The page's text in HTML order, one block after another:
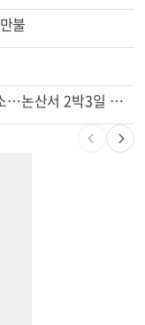
불
천하람, 현역 의원 최초 신병교육 입소…논산서 2박3일 생활